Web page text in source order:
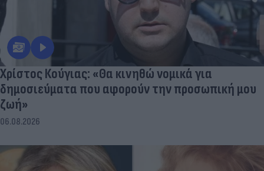
Χρίστος Κούγιας: «Θα κινηθώ νομικά για
δημοσιεύματα που αφορούν την προσωπική μου
ζωή»
06.08.2026